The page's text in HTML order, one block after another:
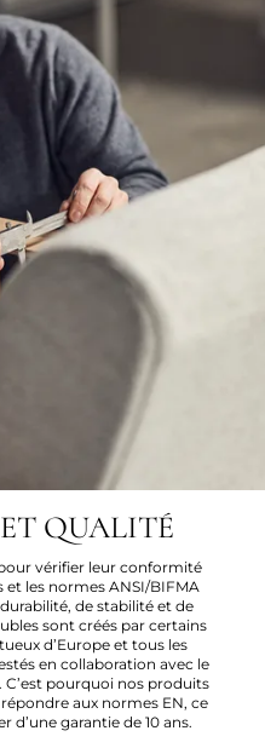
QUALITÉ
vérifier leur conformité
et les normes ANSI/BIFMA
de stabilité et de
sont créés par certains
d’Europe et tous les
en collaboration avec le
pourquoi nos produits
aux normes EN, ce
d’une garantie de 10 ans.